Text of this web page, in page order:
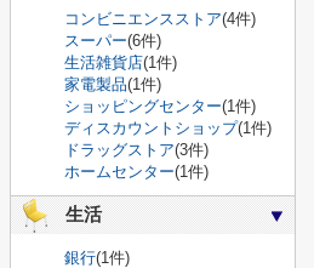
コンビニエンスストア(4件)
スーパー(6件)
生活雑貨店(1件)
家電製品(1件)
ショッピングセンター(1件)
ディスカウントショップ(1件)
ドラッグストア(3件)
ホームセンター(1件)
生活
銀行(1件)